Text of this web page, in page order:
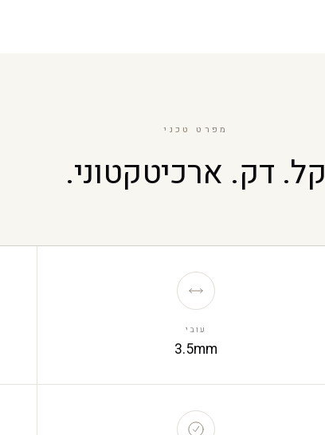
מפרט טכני
קל. דק. ארכיטקטוני.
עובי
3.5mm